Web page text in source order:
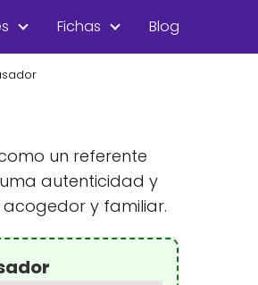
Fichas Blog
un referente
autenticidad y
y familiar.